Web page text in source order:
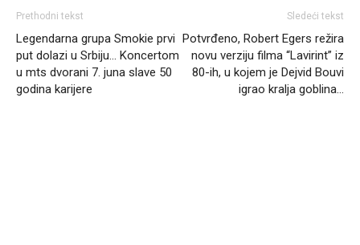
Prethodni tekst
Legendarna grupa Smokie prvi
put dolazi u Srbiju… Koncertom
u mts dvorani 7. juna slave 50
godina karijere
Sledeći tekst
Potvrđeno, Robert Egers režira
novu verziju filma “Lavirint” iz
80-ih, u kojem je Dejvid Bouvi
igrao kralja goblina…